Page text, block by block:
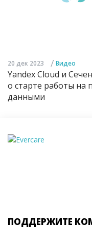
20 дек 2023 / Видео
Yandex Cloud и
о старте работы на
данными
ПОДДЕРЖИТЕ